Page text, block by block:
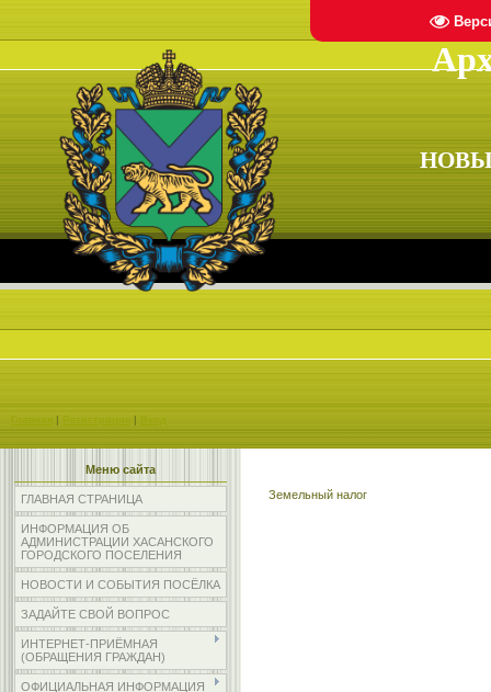
| | Вход
Меню сайта
ГЛАВНАЯ СТРАНИЦА
ИНФОРМАЦИЯ ОБ
АДМИНИСТРАЦИИ ХАСАНСКОГО
ГОРОДСКОГО ПОСЕЛЕНИЯ
НОВОСТИ И СОБЫТИЯ ПОСЁЛКА
ЗАДАЙТЕ СВОЙ ВОПРОС
ИНТЕРНЕТ-ПРИЁМНАЯ
(ОБРАЩЕНИЯ ГРАЖДАН)
ОФИЦИАЛЬНАЯ ИНФОРМАЦИЯ
Земельный налог